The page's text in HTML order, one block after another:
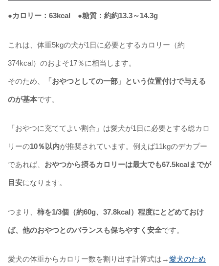
●カロリー：63kcal ●糖質：約約13.3～14.3g
これは、体重5kgの犬が1日に必要とするカロリー（約
374kcal）のおよそ17％に相当します。
そのため、 「おやつとしての一部」という位置付けで与える
のが基本です。
「おやつに充ててよい割合」は愛犬が1日に必要とする総カロ
リーの10％以内が推奨されています。例えば11kgのデカプー
であれば、 おやつから摂るカロリーは最大でも67.5kcalまでが
目安になります。
つまり、 柿を1/3個（約60g、37.8kcal）程度にとどめておけ
ば、他のおやつとのバランスも保ちやすく安全です。
愛犬の体重からカロリー数を割り出す計算式は→愛犬のため